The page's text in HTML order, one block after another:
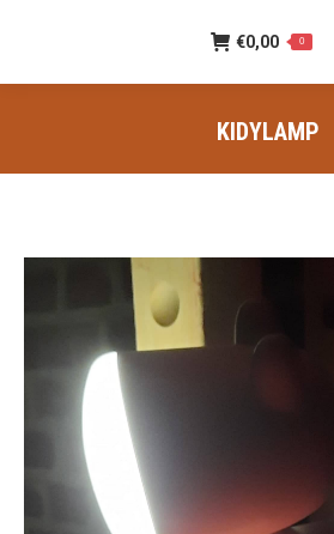
€0,00 0
KIDYLAMP